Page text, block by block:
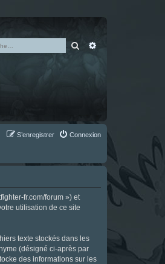
Rechercher
Connexion
S’enregistrer
fr.com/forum ») et
utilisation de ce site
texte stockés dans les
(désigné ci-après par
des informations sur les